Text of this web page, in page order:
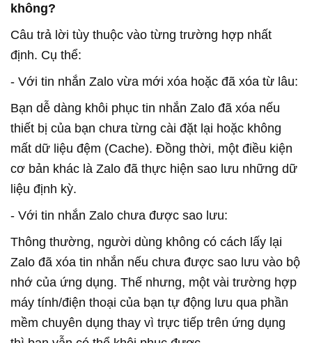
không?
Câu trả lời tùy thuộc vào từng trường hợp nhất
định. Cụ thể:
- Với tin nhắn Zalo vừa mới xóa hoặc đã xóa từ lâu:
Bạn dễ dàng khôi phục tin nhắn Zalo đã xóa nếu
thiết bị của bạn chưa từng cài đặt lại hoặc không
mất dữ liệu đệm (Cache). Đồng thời, một điều kiện
cơ bản khác là Zalo đã thực hiện sao lưu những dữ
liệu định kỳ.
- Với tin nhắn Zalo chưa được sao lưu:
Thông thường, người dùng không có cách lấy lại
Zalo đã xóa tin nhắn nếu chưa được sao lưu vào bộ
nhớ của ứng dụng. Thế nhưng, một vài trường hợp
máy tính/điện thoại của bạn tự động lưu qua phần
mềm chuyên dụng thay vì trực tiếp trên ứng dụng